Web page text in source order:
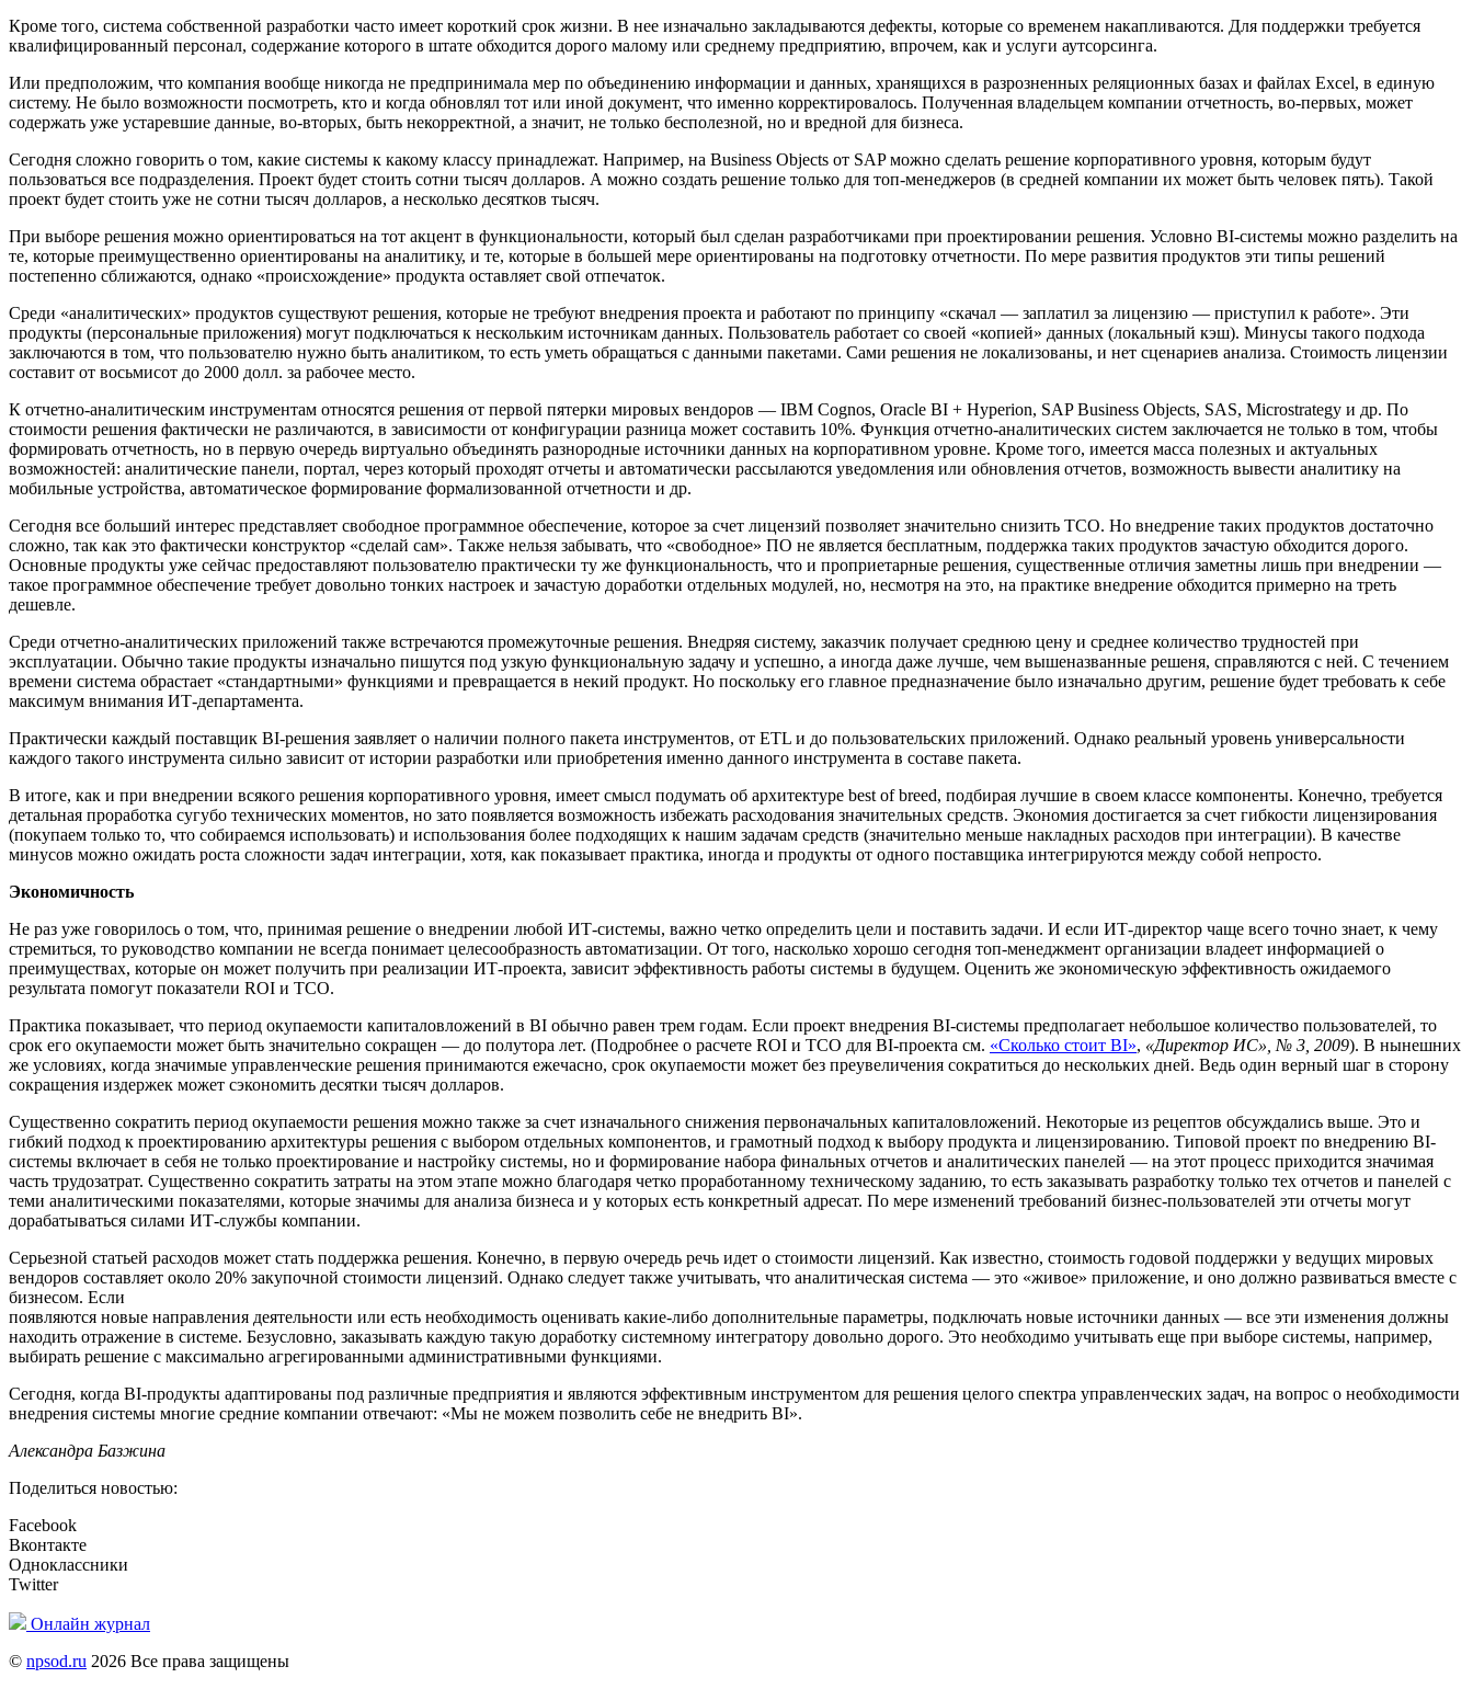
Кроме того, система собственной разработки часто имеет короткий срок жизни. В нее изначально закладываются дефекты, которые со временем накапливаются. Для поддержки требуется
квалифицированный персонал, содержание которого в штате обходится дорого малому или среднему предприятию, впрочем, как и услуги аутсорсинга.
Или предположим, что компания вообще никогда не предпринимала мер по объединению информации и данных, хранящихся в разрозненных реляционных базах и файлах Excel, в единую
систему. Не было возможности посмотреть, кто и когда обновлял тот или иной документ, что именно корректировалось. Полученная владельцем компании отчетность, во-первых, может
содержать уже устаревшие данные, во-вторых, быть некорректной, а значит, не только бесполезной, но и вредной для бизнеса.
Сегодня сложно говорить о том, какие системы к какому классу принадлежат. Например, на Business Objects от SAP можно сделать решение корпоративного уровня, которым будут
пользоваться все подразделения. Проект будет стоить сотни тысяч долларов. А можно создать решение только для топ-менеджеров (в средней компании их может быть человек пять). Такой
проект будет стоить уже не сотни тысяч долларов, а несколько десятков тысяч.
При выборе решения можно ориентироваться на тот акцент в функциональности, который был сделан разработчиками при проектировании решения. Условно BI-системы можно разделить на
те, которые преимущественно ориентированы на аналитику, и те, которые в большей мере ориентированы на подготовку отчетности. По мере развития продуктов эти типы решений
постепенно сближаются, однако «происхождение» продукта оставляет свой отпечаток.
Среди «аналитических» продуктов существуют решения, которые не требуют внедрения проекта и работают по принципу «скачал — заплатил за лицензию — приступил к работе». Эти
продукты (персональные приложения) могут подключаться к нескольким источникам данных. Пользователь работает со своей «копией» данных (локальный кэш). Минусы такого подхода
заключаются в том, что пользователю нужно быть аналитиком, то есть уметь обращаться с данными пакетами. Сами решения не локализованы, и нет сценариев анализа. Стоимость лицензии
составит от восьмисот до 2000 долл. за рабочее место.
К отчетно-аналитическим инструментам относятся решения от первой пятерки мировых вендоров — IBM Cognos, Oracle BI + Hyperion, SAP Business Objects, SAS, Microstrategy и др. По
стоимости решения фактически не различаются, в зависимости от конфигурации разница может составить 10%. Функция отчетно-аналитических систем заключается не только в том, чтобы
формировать отчетность, но в первую очередь виртуально объединять разнородные источники данных на корпоративном уровне. Кроме того, имеется масса полезных и актуальных
возможностей: аналитические панели, портал, через который проходят отчеты и автоматически рассылаются уведомления или обновления отчетов, возможность вывести аналитику на
мобильные устройства, автоматическое формирование формализованной отчетности и др.
Сегодня все больший интерес представляет свободное программное обеспечение, которое за счет лицензий позволяет значительно снизить ТСО. Но внедрение таких продуктов достаточно
сложно, так как это фактически конструктор «сделай сам». Также нельзя забывать, что «свободное» ПО не является бесплатным, поддержка таких продуктов зачастую обходится дорого.
Основные продукты уже сейчас предоставляют пользователю практически ту же функциональность, что и проприетарные решения, существенные отличия заметны лишь при внедрении —
такое программное обеспечение требует довольно тонких настроек и зачастую доработки отдельных модулей, но, несмотря на это, на практике внедрение обходится примерно на треть
дешевле.
Среди отчетно-аналитических приложений также встречаются промежуточные решения. Внедряя систему, заказчик получает среднюю цену и среднее количество трудностей при
эксплуатации. Обычно такие продукты изначально пишутся под узкую функциональную задачу и успешно, а иногда даже лучше, чем вышеназванные решеня, справляются с ней. С течением
времени система обрастает «стандартными» функциями и превращается в некий продукт. Но поскольку его главное предназначение было изначально другим, решение будет требовать к себе
максимум внимания ИТ-департамента.
Практически каждый поставщик BI-решения заявляет о наличии полного пакета инструментов, от ETL и до пользовательских приложений. Однако реальный уровень универсальности
каждого такого инструмента сильно зависит от истории разработки или приобретения именно данного инструмента в составе пакета.
В итоге, как и при внедрении всякого решения корпоративного уровня, имеет смысл подумать об архитектуре best of breed, подбирая лучшие в своем классе компоненты. Конечно, требуется
детальная проработка сугубо технических моментов, но зато появляется возможность избежать расходования значительных средств. Экономия достигается за счет гибкости лицензирования
(покупаем только то, что собираемся использовать) и использования более подходящих к нашим задачам средств (значительно меньше накладных расходов при интеграции). В качестве
минусов можно ожидать роста сложности задач интеграции, хотя, как показывает практика, иногда и продукты от одного поставщика интегрируются между собой непросто.
Экономичность
Не раз уже говорилось о том, что, принимая решение о внедрении любой ИТ-системы, важно четко определить цели и поставить задачи. И если ИТ-директор чаще всего точно знает, к чему
стремиться, то руководство компании не всегда понимает целесообразность автоматизации. От того, насколько хорошо сегодня топ-менеджмент организации владеет информацией о
преимуществах, которые он может получить при реализации ИТ-проекта, зависит эффективность работы системы в будущем. Оценить же экономическую эффективность ожидаемого
результата помогут показатели ROI и TCO.
Практика показывает, что период окупаемости капиталовложений в BI обычно равен трем годам. Если проект внедрения BI-системы предполагает небольшое количество пользователей, то
срок его окупаемости может быть значительно сокращен — до полутора лет. (Подробнее о расчете ROI и TCO для BI-проекта см. «Сколько стоит BI», «Директор ИС», № 3, 2009). В нынешних
же условиях, когда значимые управленческие решения принимаются ежечасно, срок окупаемости может без преувеличения сократиться до нескольких дней. Ведь один верный шаг в сторону
сокращения издержек может сэкономить десятки тысяч долларов.
Существенно сократить период окупаемости решения можно также за счет изначального снижения первоначальных капиталовложений. Некоторые из рецептов обсуждались выше. Это и
гибкий подход к проектированию архитектуры решения с выбором отдельных компонентов, и грамотный подход к выбору продукта и лицензированию. Типовой проект по внедрению BI-
системы включает в себя не только проектирование и настройку системы, но и формирование набора финальных отчетов и аналитических панелей — на этот процесс приходится значимая
часть трудозатрат. Существенно сократить затраты на этом этапе можно благодаря четко проработанному техническому заданию, то есть заказывать разработку только тех отчетов и панелей с
теми аналитическими показателями, которые значимы для анализа бизнеса и у которых есть конкретный адресат. По мере изменений требований бизнес-пользователей эти отчеты могут
дорабатываться силами ИТ-службы компании.
Серьезной статьей расходов может стать поддержка решения. Конечно, в первую очередь речь идет о стоимости лицензий. Как известно, стоимость годовой поддержки у ведущих мировых
вендоров составляет около 20% закупочной стоимости лицензий. Однако следует также учитывать, что аналитическая система — это «живое» приложение, и оно должно развиваться вместе с
бизнесом. Если
появляются новые направления деятельности или есть необходимость оценивать какие-либо дополнительные параметры, подключать новые источники данных — все эти изменения должны
находить отражение в системе. Безусловно, заказывать каждую такую доработку системному интегратору довольно дорого. Это необходимо учитывать еще при выборе системы, например,
выбирать решение с максимально агрегированными административными функциями.
Сегодня, когда BI-продукты адаптированы под различные предприятия и являются эффективным инструментом для решения целого спектра управленческих задач, на вопрос о необходимости
внедрения системы многие средние компании отвечают: «Мы не можем позволить себе не внедрить BI».
Александра Базжина
Поделиться новостью:
Facebook
Вконтакте
Одноклассники
Twitter
Онлайн журнал
© npsod.ru 2026 Все права защищены